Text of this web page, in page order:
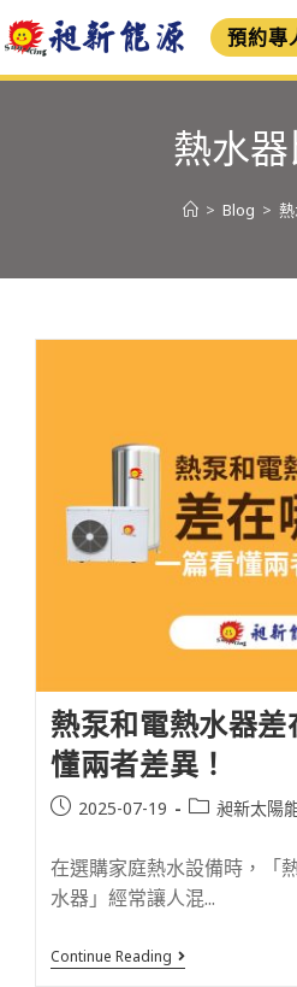
預約專
熱水
> Blog >
熱泵和電熱水器
懂兩者差異！
2025-07-19 昶新太陽
在選購家庭熱水設備時，「
水器」經常讓人混...
Continue Reading